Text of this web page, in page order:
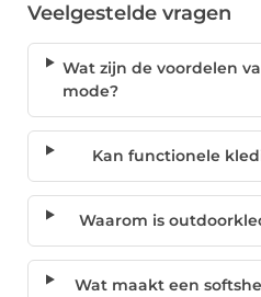
Veelgestelde vragen
Wat zijn de voordelen
mode?
Kan functionele
Waarom is
Wat maakt een